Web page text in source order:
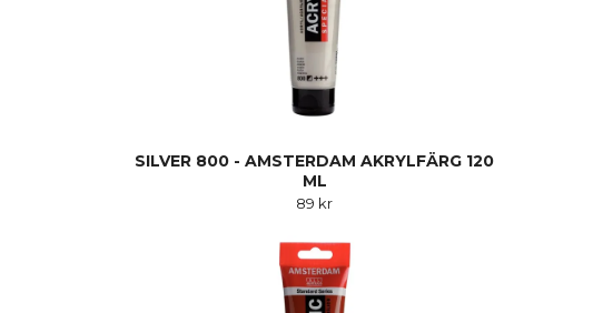
SILVER 800 - AMSTERDAM AKRYLFÄRG 120
ML
89 kr